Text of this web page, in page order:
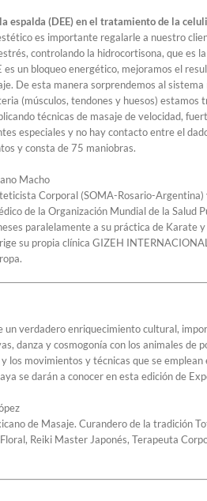
espalda (DEE) en el tratamiento de la
es importante regalarle a nuestro
controlando la hidrocortisona, que es
es un bloqueo energético, mejoramos el
De esta manera sorprendemos al
(músculos, tendones y huesos) estamos
técnicas de masaje de velocidad,
especiales y no hay contacto entre el
y consta de 75 maniobras.
Macho
Corporal (SOMA-Rosario-
de la Organización Mundial de la Salud
paralelamente a su práctica de Karate
su propia clínica GIZEH
un verdadero enriquecimiento cultural,
danza y cosmogonía con los animales de
los movimientos y técnicas que se
se darán a conocer en esta edición de
de Masaje. Curandero de la tradición
Reiki Master Japonés, Terapeuta